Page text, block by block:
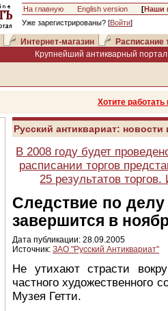
На главную English version [Наши
Уже зарегистрированы? [Войти]
Интернет-магазин
Расписание
Крупнейший антикварный
Хотите
Русский антиквариат:
В 2008 году будет
расписании торгов
25 результатов
Следствие по делу
завершится в
Дата публикации: 28.09.2005
Источник: ЗАО "Русский Антиквариат"
Не утихают страсти
частного художественного
Музея Гетти.